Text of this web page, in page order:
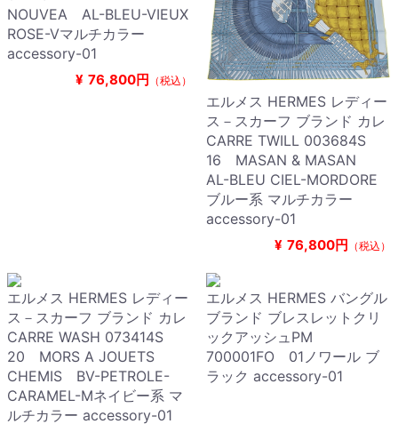
NOUVEA AL-BLEU-VIEUX
ROSE-Vマルチカラー
accessory-01
¥ 76,800円 （税込）
エルメス HERMES レディー
ス－スカーフ ブランド カレ
CARRE TWILL 003684S
16 MASAN & MASAN
AL-BLEU CIEL-MORDORE
ブルー系 マルチカラー
accessory-01
¥ 76,800円 （税込）
エルメス HERMES レディー
ス－スカーフ ブランド カレ
CARRE WASH 073414S
20 MORS A JOUETS
CHEMIS BV-PETROLE-
CARAMEL-Mネイビー系 マ
ルチカラー accessory-01
エルメス HERMES バングル
ブランド ブレスレットクリ
ックアッシュPM
700001FO 01ノワール ブ
ラック accessory-01